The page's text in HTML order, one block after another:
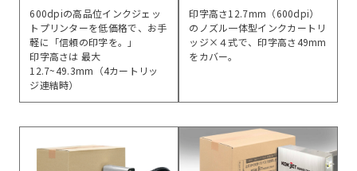
600dpiの高品位インクジェッ
トプリンターを低価格で、お手
軽に「信頼の印字を。」
印字高さは 最大
12.7~49.3mm（4カートリッ
ジ連結時）
印字高さ12.7mm（600dpi）
のノズル一体型インクカートリ
ッジ×４式で、印字高さ49mm
をカバー。